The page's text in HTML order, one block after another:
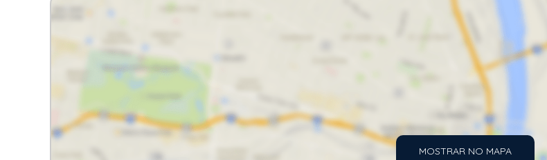
MOSTRAR NO MAPA